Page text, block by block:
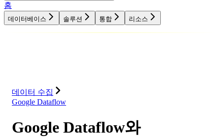
홈
데이터베이스 솔루션 통합 리소스
데이터 수집
Google Dataflow
Google Dataflow와